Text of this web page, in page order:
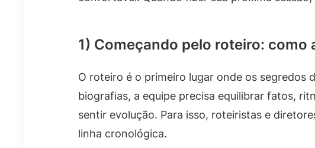
1) Começando pelo roteiro: como
O roteiro é o primeiro lugar onde os segredos
biografias, a equipe precisa equilibrar fatos,
sentir evolução. Para isso, roteiristas e
linha cronológica.